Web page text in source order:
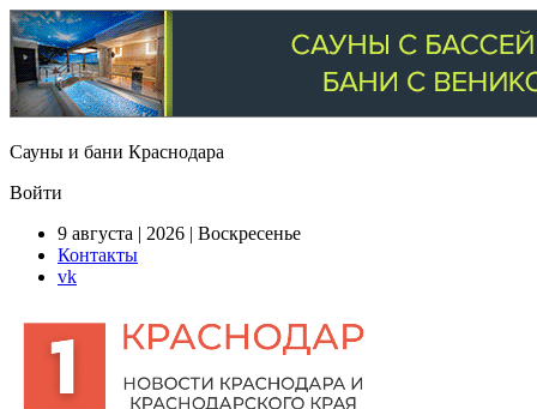
Сауны и бани Краснодара
Войти
9 августа | 2026 | Воскресенье
Контакты
vk